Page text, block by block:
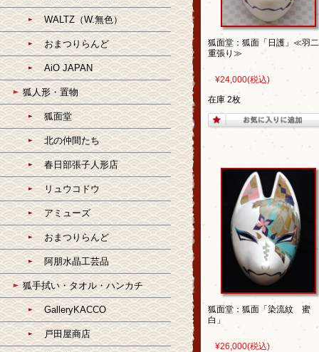
狐面堂：狐面「日護」≪羽二
重張り≫
¥24,000(税込)
在庫 2枚
狐面堂：狐面「染流紋 蜜
白」
¥26,000(税込)
WALTZ（W.無色）
おまつりらんど
AiO JAPAN
狐人形・置物
狐面堂
北の仲間たち
春日部張子人形店
リュウコドウ
アミューズ
おまつりらんど
阿朋水晶工芸品
狐手拭い・タオル・ハンカチ
GalleryKACCO
戸田屋商店